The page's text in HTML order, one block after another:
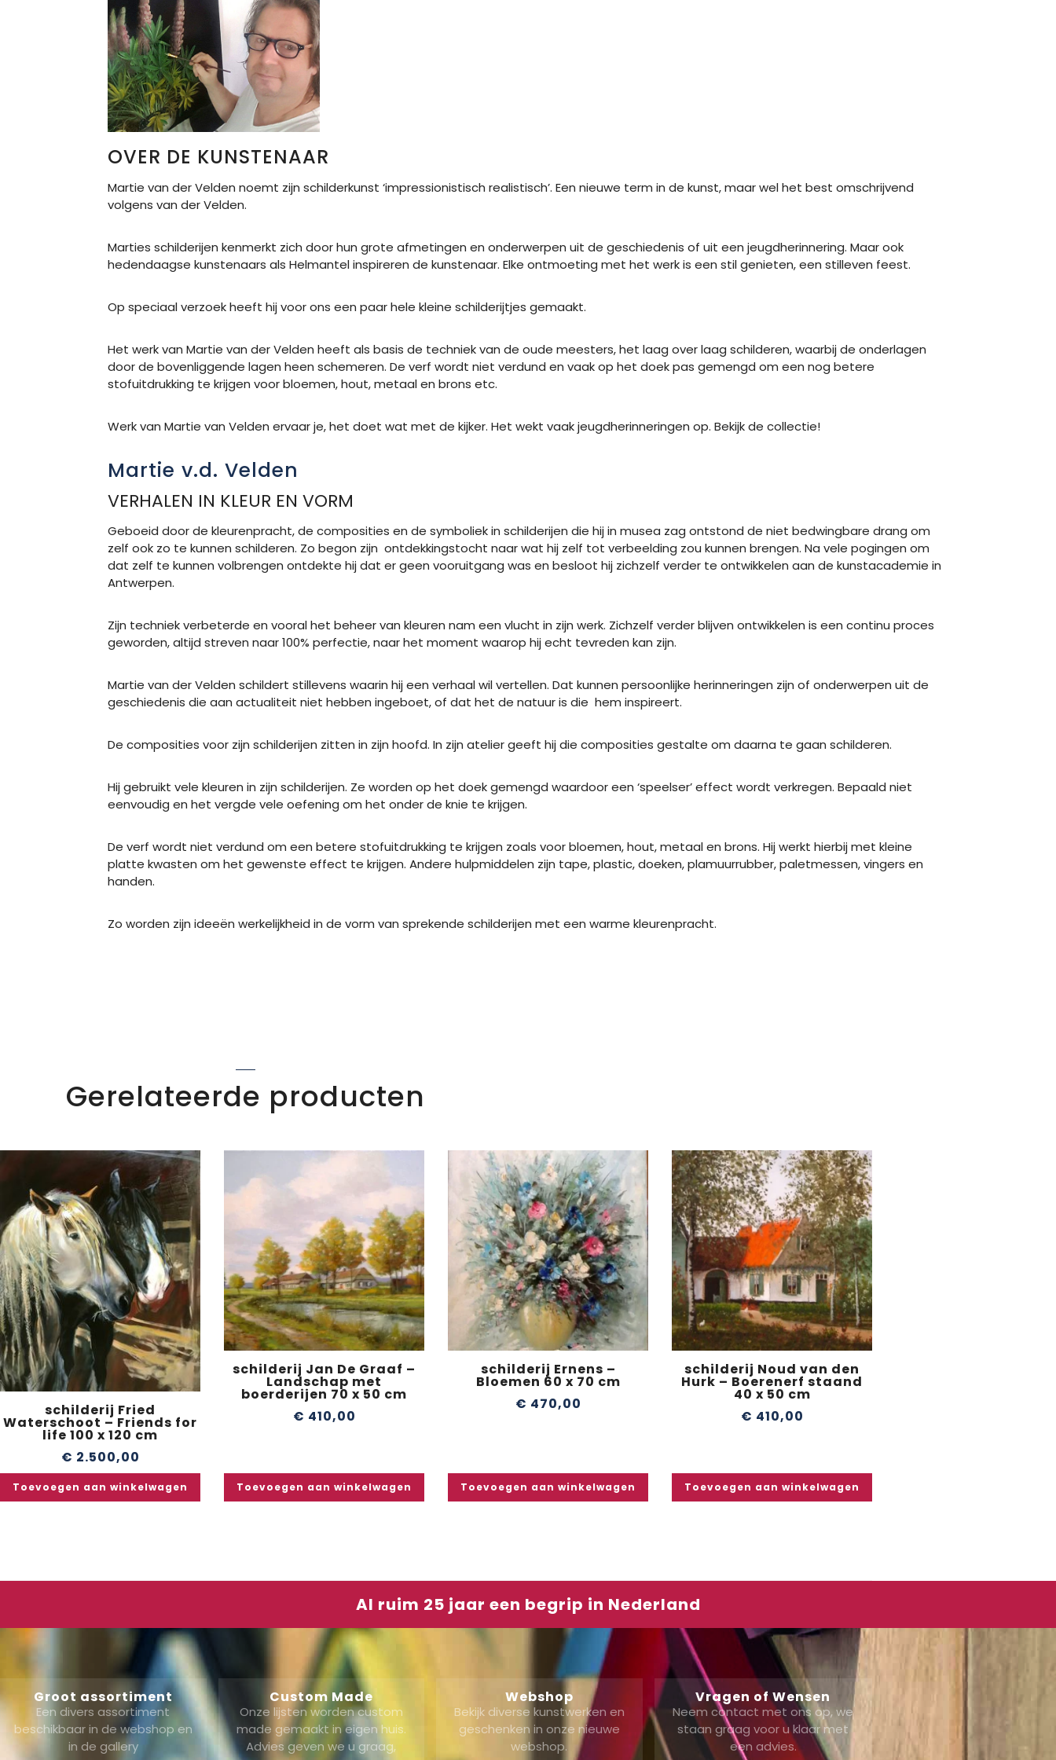
OVER DE KUNSTENAAR
Martie van der Velden noemt zijn schilderkunst ‘impressionistisch realistisch’. Een nieuwe term in de kunst, maar wel het best omschrijvend
volgens van der Velden.
Marties schilderijen kenmerkt zich door hun grote afmetingen en onderwerpen uit de geschiedenis of uit een jeugdherinnering. Maar ook
hedendaagse kunstenaars als Helmantel inspireren de kunstenaar. Elke ontmoeting met het werk is een stil genieten, een stilleven feest.
Op speciaal verzoek heeft hij voor ons een paar hele kleine schilderijtjes gemaakt.
Het werk van Martie van der Velden heeft als basis de techniek van de oude meesters, het laag over laag schilderen, waarbij de onderlagen
door de bovenliggende lagen heen schemeren. De verf wordt niet verdund en vaak op het doek pas gemengd om een nog betere
stofuitdrukking te krijgen voor bloemen, hout, metaal en brons etc.
Werk van Martie van Velden ervaar je, het doet wat met de kijker. Het wekt vaak jeugdherinneringen op. Bekijk de collectie!
Martie v.d. Velden
VERHALEN IN KLEUR EN VORM
Geboeid door de kleurenpracht, de composities en de symboliek in schilderijen die hij in musea zag ontstond de niet bedwingbare drang om
zelf ook zo te kunnen schilderen. Zo begon zijn ontdekkingstocht naar wat hij zelf tot verbeelding zou kunnen brengen. Na vele pogingen om
dat zelf te kunnen volbrengen ontdekte hij dat er geen vooruitgang was en besloot hij zichzelf verder te ontwikkelen aan de kunstacademie in
Antwerpen.
Zijn techniek verbeterde en vooral het beheer van kleuren nam een vlucht in zijn werk. Zichzelf verder blijven ontwikkelen is een continu proces
geworden, altijd streven naar 100% perfectie, naar het moment waarop hij echt tevreden kan zijn.
Martie van der Velden schildert stillevens waarin hij een verhaal wil vertellen. Dat kunnen persoonlijke herinneringen zijn of onderwerpen uit de
geschiedenis die aan actualiteit niet hebben ingeboet, of dat het de natuur is die hem inspireert.
De composities voor zijn schilderijen zitten in zijn hoofd. In zijn atelier geeft hij die composities gestalte om daarna te gaan schilderen.
Hij gebruikt vele kleuren in zijn schilderijen. Ze worden op het doek gemengd waardoor een ‘speelser’ effect wordt verkregen. Bepaald niet
eenvoudig en het vergde vele oefening om het onder de knie te krijgen.
De verf wordt niet verdund om een betere stofuitdrukking te krijgen zoals voor bloemen, hout, metaal en brons. Hij werkt hierbij met kleine
platte kwasten om het gewenste effect te krijgen. Andere hulpmiddelen zijn tape, plastic, doeken, plamuurrubber, paletmessen, vingers en
handen.
Zo worden zijn ideeën werkelijkheid in de vorm van sprekende schilderijen met een warme kleurenpracht.
Gerelateerde producten
schilderij Fried
Waterschoot – Friends for
life 100 x 120 cm
€ 2.500,00
Toevoegen aan winkelwagen
schilderij Jan De Graaf –
Landschap met
boerderijen 70 x 50 cm
€ 410,00
Toevoegen aan winkelwagen
schilderij Ernens –
Bloemen 60 x 70 cm
€ 470,00
Toevoegen aan winkelwagen
schilderij Noud van den
Hurk – Boerenerf staand
40 x 50 cm
€ 410,00
Toevoegen aan winkelwagen
Al ruim 25 jaar een begrip in Nederland
Groot assortiment
Een divers assortiment
beschikbaar in de webshop en
in de gallery
Custom Made
Onze lijsten worden custom
made gemaakt in eigen huis.
Advies geven we u graag,
Webshop
Bekijk diverse kunstwerken en
geschenken in onze nieuwe
webshop.
Vragen of Wensen
Neem contact met ons op, we
staan graag voor u klaar met
een advies.